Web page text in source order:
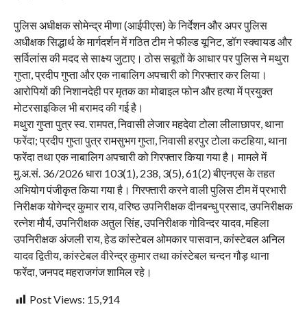
पुलिस अधीक्षक सोमेन्द्र मीणा (आईपीएस) के निर्देशन और अपर पुलिस
अधीक्षक सिद्धार्थ के मार्गदर्शन में गठित टीम ने फील्ड यूनिट, डॉग स्क्वायड और
सर्विलांस की मदद से साक्ष्य जुटाए। ठोस सबूतों के आधार पर पुलिस ने मथुरा
गुप्ता, प्रदीप गुप्ता और एक नाबालिग अपचारी को गिरफ्तार कर लिया।
आरोपियों की निशानदेही पर मृतक का मोबाइल फोन और हत्या में प्रयुक्त
मोटरसाइकिल भी बरामद की गई है।
मथुरा गुप्ता पुत्र स्व. रामपत, निवासी लेजार महदेवा टोला लीलाछापर, थाना
फरेंदा; प्रदीप गुप्ता पुत्र रामसुभग गुप्ता, निवासी हरपुर टोला कटहिया, थाना
फरेंदा तथा एक नाबालिग अपचारी को गिरफ्तार किया गया है। मामले में
मु.अ.सं. 36/2026 धारा 103(1), 238, 3(5), 61(2) बीएनएस के तहत
अभियोग पंजीकृत किया गया है। गिरफ्तारी करने वाली पुलिस टीम में प्रभारी
निरीक्षक योगेन्द्र कुमार राय, वरिष्ठ उपनिरीक्षक दीनबन्धु प्रसाद, उपनिरीक्षक
रत्नेश मौर्य, उपनिरीक्षक अतुल सिंह, उपनिरीक्षक गोविन्दर यादव, महिला
उपनिरीक्षक अंजली राय, हेड कांस्टेबल ओमकार पासवान, कांस्टेबल अनिल
यादव द्वितीय, कांस्टेबल वीरेन्द्र कुमार तथा कांस्टेबल चन्दन गौड़ थाना
फरेंदा, जनपद महराजगंज शामिल रहे।
Post Views: 15,914